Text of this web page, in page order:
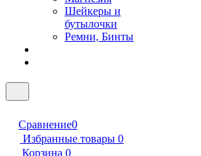
Шейкеры и
бутылочки
Ремни, Бинты
Сравнение0
Избранные товары 0
Корзина 0